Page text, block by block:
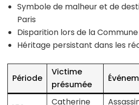
Symbole de malheur et de
Paris
Disparition lors de la Commune
Héritage persistant dans les
Période
Victime
présumée
Catherine